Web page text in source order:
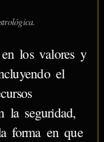
los valores y
el
la seguridad,
forma en que